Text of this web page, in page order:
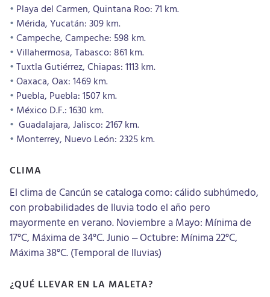
Playa del Carmen, Quintana Roo: 71 km.
Mérida, Yucatán: 309 km.
Campeche, Campeche: 598 km.
Villahermosa, Tabasco: 861 km.
Tuxtla Gutiérrez, Chiapas: 1113 km.
Oaxaca, Oax: 1469 km.
Puebla, Puebla: 1507 km.
México D.F.: 1630 km.
Guadalajara, Jalisco: 2167 km.
Monterrey, Nuevo León: 2325 km.
CLIMA
El clima de Cancún se cataloga como: cálido subhúmedo,
con probabilidades de lluvia todo el año pero
mayormente en verano. Noviembre a Mayo: Mínima de
17°C, Máxima de 34°C. Junio – Octubre: Mínima 22°C,
Máxima 38°C. (Temporal de lluvias)
¿QUÉ LLEVAR EN LA MALETA?